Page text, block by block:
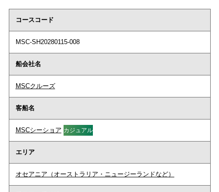
コースコード
MSC-SH20280115-008
船会社名
MSCクルーズ
客船名
MSCシーショア カジュアル
エリア
オセアニア（オーストラリア・ニュージーランドなど）